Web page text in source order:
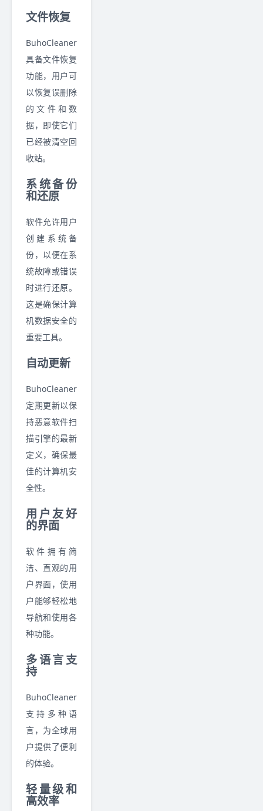
文件恢复
BuhoCleaner
具备文件恢复
功能，用户可
以恢复误删除
的文件和数
据，即使它们
已经被清空回
收站。
系统备份
和还原
软件允许用户
创建系统备
份，以便在系
统故障或错误
时进行还原。
这是确保计算
机数据安全的
重要工具。
自动更新
BuhoCleaner
定期更新以保
持恶意软件扫
描引擎的最新
定义，确保最
佳的计算机安
全性。
用户友好
的界面
软件拥有简
洁、直观的用
户界面，使用
户能够轻松地
导航和使用各
种功能。
多语言支
持
BuhoCleaner
支持多种语
言，为全球用
户提供了便利
的体验。
轻量级和
高效率